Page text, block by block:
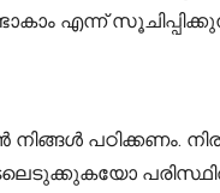
എന്ന്
പഠിക്കണം.